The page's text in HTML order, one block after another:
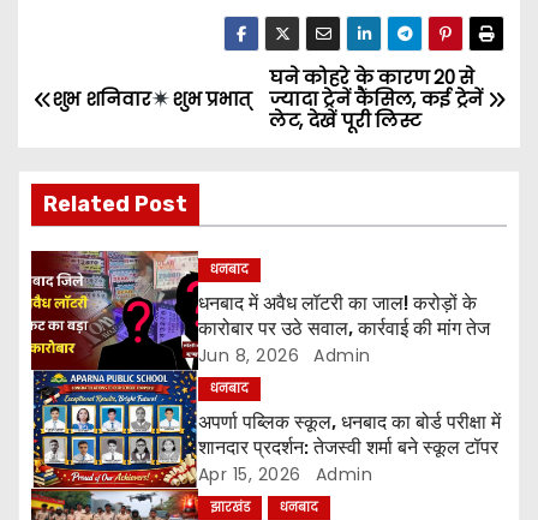
P
s
t
n
a
v
i
g
घने कोहरे के कारण 20 से
ज्यादा ट्रेनें कैंसिल, कई ट्रेनें
लेट, देखें पूरी लिस्ट
शुभ शनिवार शुभ प्रभात्
Related Post
धनबाद
धनबाद में अवैध लॉटरी का जाल! करोड़ों के
कारोबार पर उठे सवाल, कार्रवाई की मांग तेज
Jun 8, 2026 Admin
धनबाद
अपर्णा पब्लिक स्कूल, धनबाद का बोर्ड परीक्षा में
शानदार प्रदर्शन: तेजस्वी शर्मा बने स्कूल टॉपर
Apr 15, 2026 Admin
झारखंड धनबाद